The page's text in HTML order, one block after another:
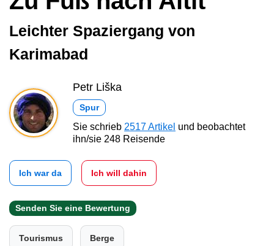
Leichter Spaziergang von
Karimabad
Petr Liška
Spur
Sie schrieb 2517 Artikel und beobachtet
ihn/sie 248 Reisende
Ich war da Ich will dahin
Senden Sie eine Bewertung
Tourismus Berge